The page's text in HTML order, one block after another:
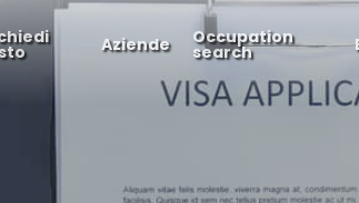
Aziende Occupation
search